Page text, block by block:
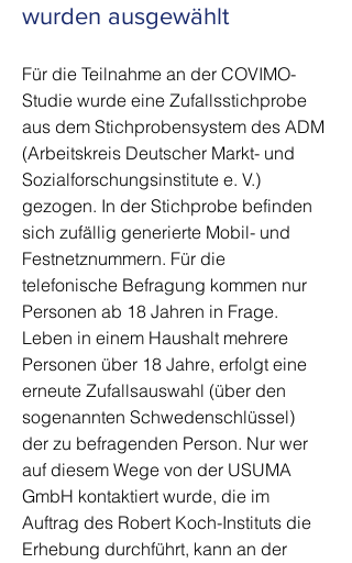
wurden ausgewählt
Für die Teilnahme an der COVIMO-
Studie wurde eine Zufallsstichprobe
aus dem Stichprobensystem des ADM
(Arbeitskreis Deutscher Markt- und
Sozialforschungsinstitute e. V.)
gezogen. In der Stichprobe befinden
sich zufällig generierte Mobil- und
Festnetznummern. Für die
telefonische Befragung kommen nur
Personen ab 18 Jahren in Frage.
Leben in einem Haushalt mehrere
Personen über 18 Jahre, erfolgt eine
erneute Zufallsauswahl (über den
sogenannten Schwedenschlüssel)
der zu befragenden Person. Nur wer
auf diesem Wege von der USUMA
GmbH kontaktiert wurde, die im
Auftrag des Robert Koch-Instituts die
Erhebung durchführt, kann an der